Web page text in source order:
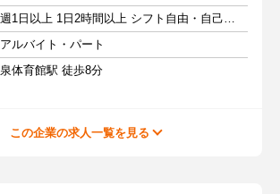
週1日以上 1日2時間以上 シフト自由・自己申告
アルバイト・パート
泉体育館駅 徒歩8分
この企業の求人一覧を見る